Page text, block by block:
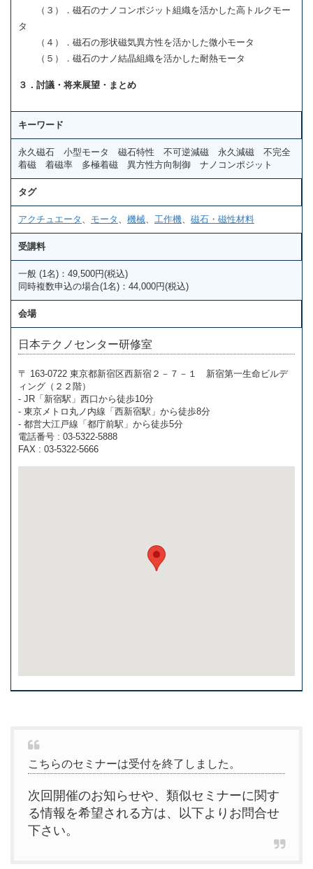
（３）．磁石のナノコンポジット組織を活かした高トルクモー
タ
（４）．磁石の形状磁気異方性を活かした微小モータ
（５）．磁石のナノ結晶組織を活かした耐熱モータ
３．討議・将来展望・まとめ
キーワード
永久磁石 小型モータ 磁石特性 不可逆減磁 永久減磁 不完全
着磁 着磁率 多極着磁 異方性方向制御 ナノコンポジット
タグ
アクチュエータ モータ 機械 工作機 磁石・磁性材料
受講料
一般 (1名)：49,500円(税込)
同時複数申込の場合(1名)：44,000円(税込)
会場
日本テクノセンター研修室
〒 163-0722 東京都新宿区西新宿２－７－１ 新宿第一生命ビルデ
ィング（２２階）
- JR「新宿駅」西口から徒歩10分
- 東京メトロ丸ノ内線「西新宿駅」から徒歩8分
- 都営大江戸線「都庁前駅」から徒歩5分
電話番号 : 03-5322-5888
FAX : 03-5322-5666
こちらのセミナーは受付を終了しました。
次回開催のお知らせや、類似セミナーに関す
る情報を希望される方は、以下よりお問合せ
下さい。